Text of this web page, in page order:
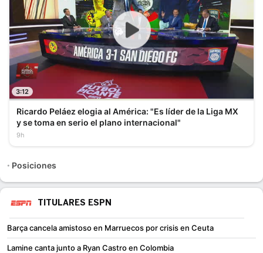
Ricardo Peláez elogia al América: "Es líder de la Liga MX
y se toma en serio el plano internacional"
9h
3:12
Posiciones
TITULARES ESPN
Barça cancela amistoso en Marruecos por crisis en Ceuta
Lamine canta junto a Ryan Castro en Colombia